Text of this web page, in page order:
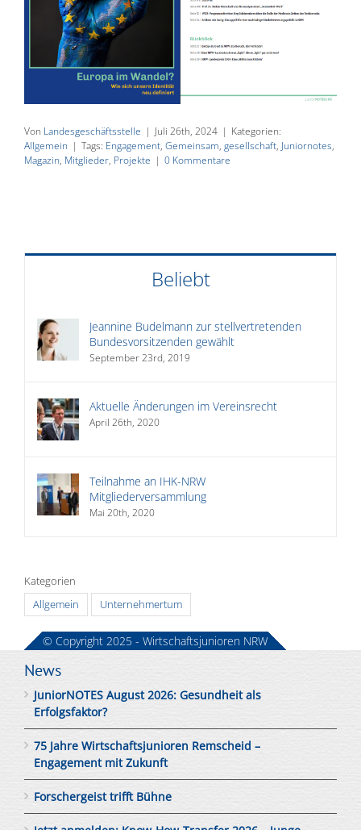
Von Landesgeschäftsstelle | Juli 26th, 2024 | Kategorien:
Allgemein | Tags: Engagement, Gemeinsam, gesellschaft, Juniornotes,
Magazin, Mitglieder, Projekte | 0 Kommentare
Beliebt
Jeannine Budelmann zur stellvertretenden
Bundesvorsitzenden gewählt
September 23rd, 2019
Aktuelle Änderungen im Vereinsrecht
April 26th, 2020
Teilnahme an IHK-NRW
Mitgliederversammlung
Mai 20th, 2020
Kategorien
Allgemein Unternehmertum
News
JuniorNOTES August 2026: Gesundheit als
Erfolgsfaktor?
75 Jahre Wirtschaftsjunioren Remscheid –
Engagement mit Zukunft
Forschergeist trifft Bühne
© Copyright 2025 - Wirtschaftsjunioren NRW